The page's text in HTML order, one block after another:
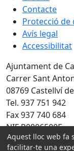
Contacte
Protecció de
Avís legal
Accessibilitat
Ajuntament de
Carrer Sant
08769 Castellví
Tel. 937 751 942
Fax 937 740 684
NIF P0806500E
Amb la
Aquest lloc web fa
facilitar-te una